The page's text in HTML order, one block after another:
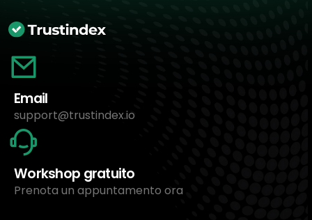
Email
support@trustindex.io
Workshop gratuito
Prenota un appuntamento ora